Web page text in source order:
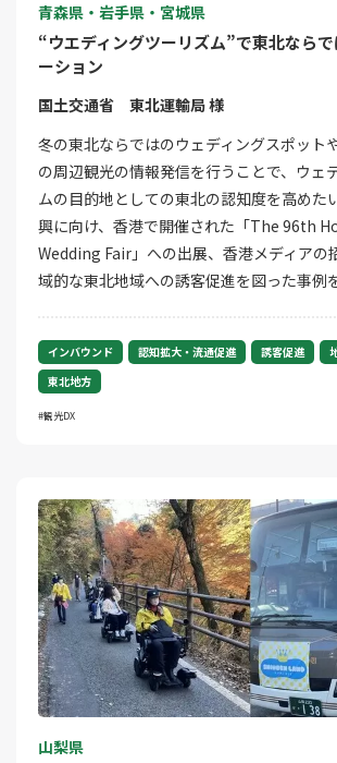
青森県・岩手県・宮城県
“ウエディングツーリズム”で東北なら
ーション
国土交通省 東北運輸局 様
冬の東北ならではのウェディングスポット
の周辺観光の情報発信を行うことで、ウェ
ムの目的地としての東北の認知度を高めた
興に向け、香港で開催された「The 96th
Wedding Fair」への出展、香港メディアの
域的な東北地域への誘客促進を図った事例
インバウンド 認知拡大・流通促進 誘客促進
東北地方
観光DX
山梨県